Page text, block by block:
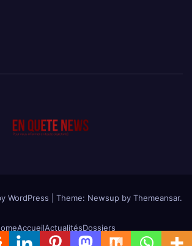
WordPress Theme: Newsup by Themeansar.
AccueilActualitésDossiers